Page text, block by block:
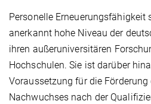
Personelle
anerkannt hohe Niveau der
ihren außeruniversitären
Hochschulen. Sie ist darüber
Voraussetzung für die
Nachwuchses nach der